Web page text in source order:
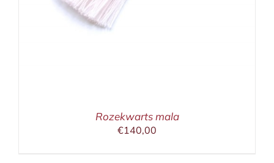
Rozekwarts mala
€140,00